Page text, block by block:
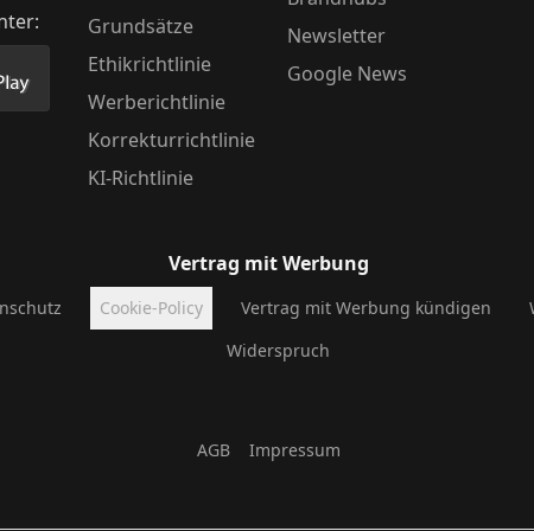
herunter
unsere App im PlayStore herunter
Grundsätze
Ethikrichtlinie
Werberichtlinie
Korrekturrichtlinie
KI-Richtlinie
Newsletter
Google News
Vertrag mit Werbung
Cookie-Policy Vertrag mit Werbung kündigen
Widerspruch
AGB Impressum